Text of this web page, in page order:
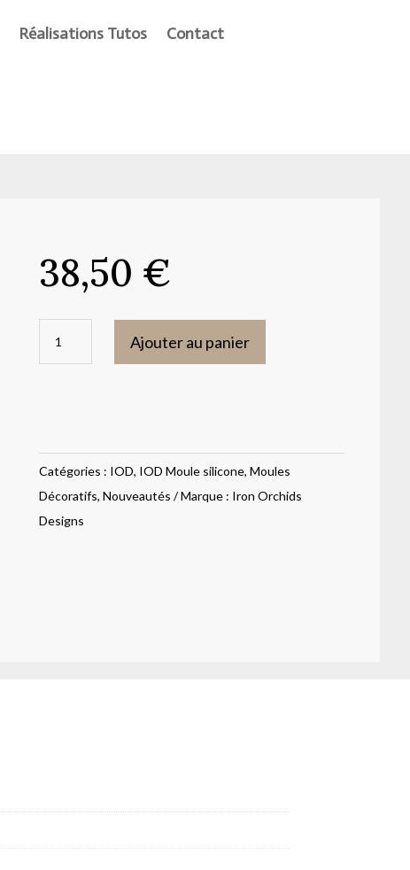
Réalisations Tutos Contact
38,50 €
shells
Ajouter au panier
Catégories : IOD, IOD Moule silicone, Moules
Décoratifs, Nouveautés Marque : Iron Orchids
Designs